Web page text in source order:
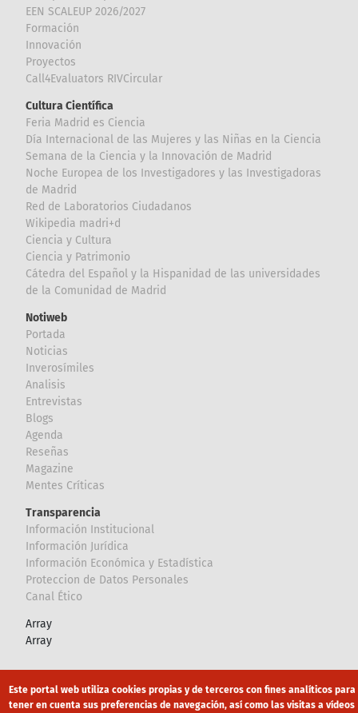
EEN SCALEUP 2026/2027
Formación
Innovación
Proyectos
Call4Evaluators RIVCircular
Cultura Científica
Feria Madrid es Ciencia
Día Internacional de las Mujeres y las Niñas en la Ciencia
Semana de la Ciencia y la Innovación de Madrid
Noche Europea de los Investigadores y las Investigadoras
de Madrid
Red de Laboratorios Ciudadanos
Wikipedia madri+d
Ciencia y Cultura
Ciencia y Patrimonio
Cátedra del Español y la Hispanidad de las universidades
de la Comunidad de Madrid
Notiweb
Portada
Noticias
Inverosímiles
Analisis
Entrevistas
Blogs
Agenda
Reseñas
Magazine
Mentes Críticas
Transparencia
Información Institucional
Información Jurídica
Información Económica y Estadística
Proteccion de Datos Personales
Canal Ético
Array
Array
Canal Ético eduroam Mapa Web
Este portal web utiliza cookies propias y de terceros con fines analíticos para
tener en cuenta sus preferencias de navegación, así como las visitas a vídeos